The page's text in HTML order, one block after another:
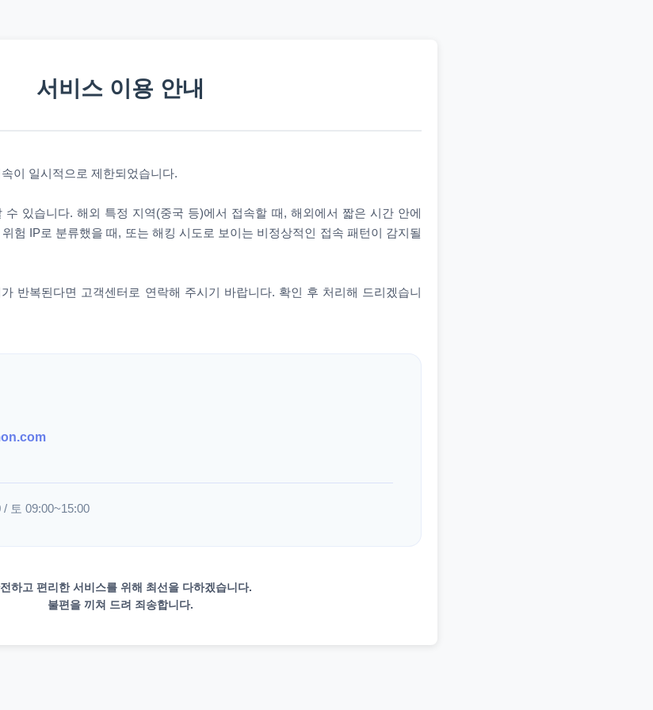
서비스 이용 안내
이 일시적으로 제한되었습니다.
있습니다. 해외 특정 지역(중국 등)에서 접속할 때, 해외에서 짧은 시간 안에
험 IP로 분류했을 때, 또는 해킹 시도로 보이는 비정상적인 접속 패턴이 감지될
반복된다면 고객센터로 연락해 주시기 바랍니다. 확인 후 처리해 드리겠습니
토 09:00~15:00
하고 편리한 서비스를 위해 최선을 다하겠습니다.
불편을 끼쳐 드려 죄송합니다.